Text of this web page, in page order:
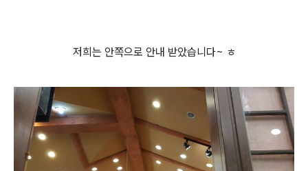
저희는 안쪽으로 안내 받았습니다~ ㅎ